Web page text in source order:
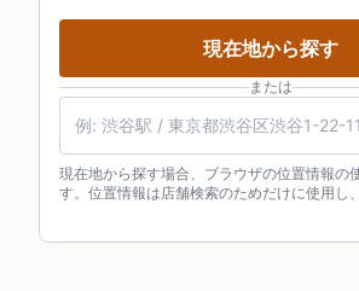
現在地から探す
または
現在地から探す場合、ブラウザの位置情報の
す。位置情報は店舗検索のためだけに使用し